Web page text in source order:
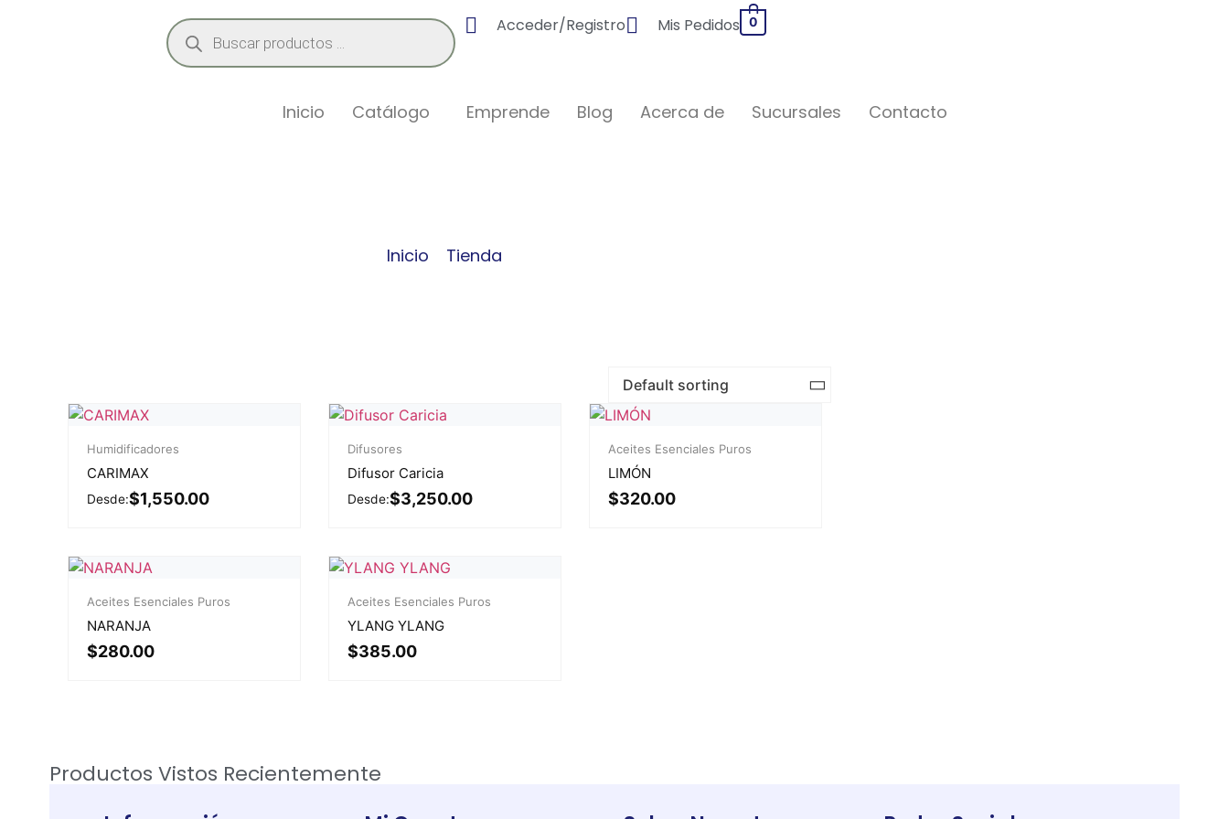
Acceder/Registro Mis Pedidos 0
Inicio Catálogo Emprende Blog Acerca de Sucursales Contacto
Inicio Tienda
Humidificadores
CARIMAX
Desde:$1,550.00
Difusores
Difusor Caricia
Desde:$3,250.00
Aceites Esenciales Puros
LIMÓN
$320.00
Aceites Esenciales Puros
NARANJA
$280.00
Aceites Esenciales Puros
YLANG YLANG
$385.00
Productos Vistos Recientemente